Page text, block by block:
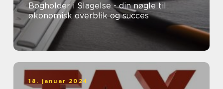
Bogholder i Slagelse - din nøgle til
økonomisk overblik og succes
18. januar 2024